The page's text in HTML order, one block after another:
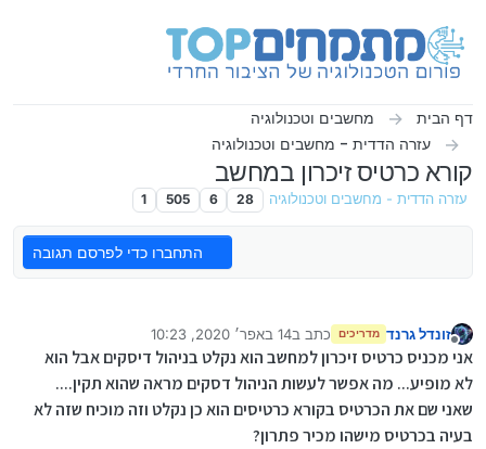
דף הבית
מחשבים וטכנולוגיה
עזרה הדדית - מחשבים וטכנולוגיה
קורא כרטיס זיכרון במחשב
עזרה הדדית - מחשבים וטכנולוגיה 28
6
505
1
התחברו כדי לפרסם תגובה
מנותק
זונדל גרנד מדריכים כתב ב14 באפר׳ 2020, 10:23
נערך לאחרונה על ידי
אני מכניס כרטיס זיכרון למחשב הוא נקלט בניהול דיסקים אבל הוא
לא מופיע... מה אפשר לעשות הניהול דסקים מראה שהוא תקין....
שאני שם את הכרטיס בקורא כרטיסים הוא כן נקלט וזה מוכיח שזה לא
בעיה בכרטיס מישהו מכיר פתרון?